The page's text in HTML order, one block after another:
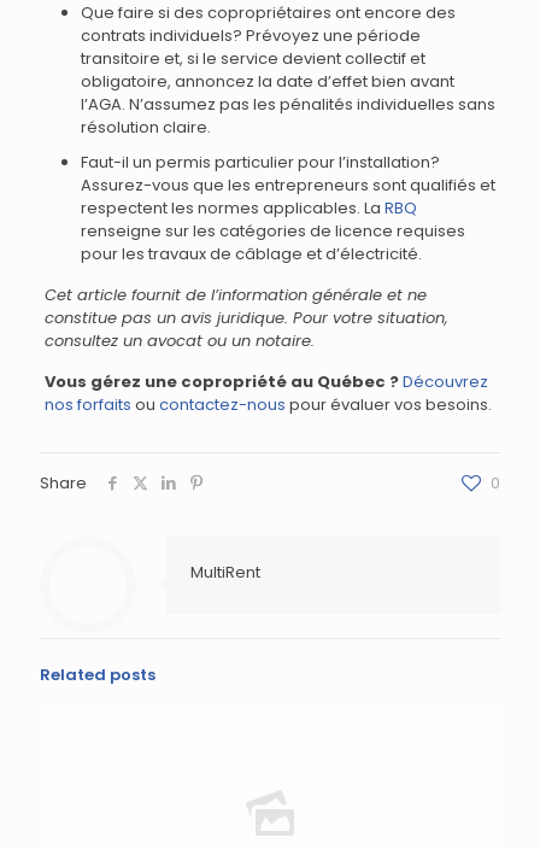
Que faire si des copropriétaires ont encore des
contrats individuels? Prévoyez une période
transitoire et, si le service devient collectif et
obligatoire, annoncez la date d’effet bien avant
l’AGA. N’assumez pas les pénalités individuelles sans
résolution claire.
Faut-il un permis particulier pour l’installation?
Assurez-vous que les entrepreneurs sont qualifiés et
respectent les normes applicables. La RBQ
renseigne sur les catégories de licence requises
pour les travaux de câblage et d’électricité.
Cet article fournit de l’information générale et ne
constitue pas un avis juridique. Pour votre situation,
consultez un avocat ou un notaire.
Vous gérez une copropriété au Québec ?Découvrez
nos forfaits ou contactez-nous pour évaluer vos besoins.
Share 0
MultiRent
Related posts